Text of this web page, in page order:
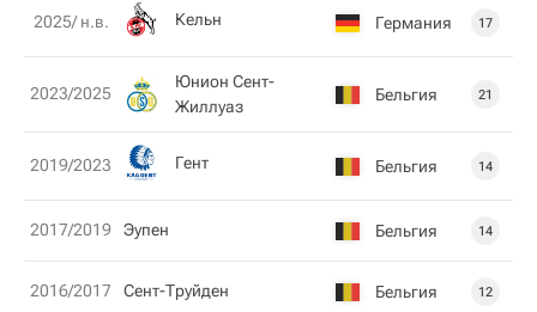
2025/ н.в. Кельн Германия 17
2023/2025
Юнион Сент-
Жиллуаз
Бельгия 21
2019/2023 Гент Бельгия 14
2017/2019 Эупен Бельгия 14
2016/2017 Сент-Труйден Бельгия 12